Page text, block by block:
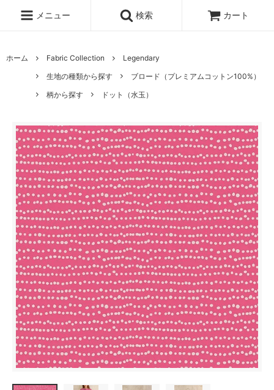
メニュー 検索 カート
ホーム Fabric Collection
Legendary
生地の種類から探す
ブロード（プレミアムコットン100%）
柄から探す
ドット（水玉）